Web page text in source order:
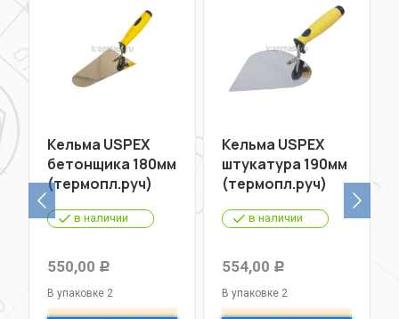
Кельма USPEX
бетонщика 180мм
(термопл.руч)
в наличии
550,00 Р
В упаковке 2
Кельма USPEX
штукатура 190мм
(термопл.руч)
в наличии
554,00 Р
В упаковке 2